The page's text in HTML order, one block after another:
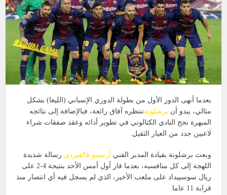
بعدما أنهى الدور الأول من بطولة الدوري الإسباني (الليغا) بشكل
مثالي، يبدو أن برشلونةتنتظره آفاق رائعة، فبالإضافة إلى نتائجه
المبهرة نجح النادي الكتالوني في تطوير أدائه وعقد صفقات شراء
لاعبين جدد من العيار الثقيل.
وبعث برشلونة بقيادة المدير الفني أرنستو فالفيردي رسالة شديدة
اللهجة إلى كل منافسيه، بعدما فاز أول أمس الأحد بنتيجة 4-2 على
ريال سوسييداد على ملعب الأخير، الذي لم يسجل فيه أي انتصار منذ
قرابة 11 عاما.